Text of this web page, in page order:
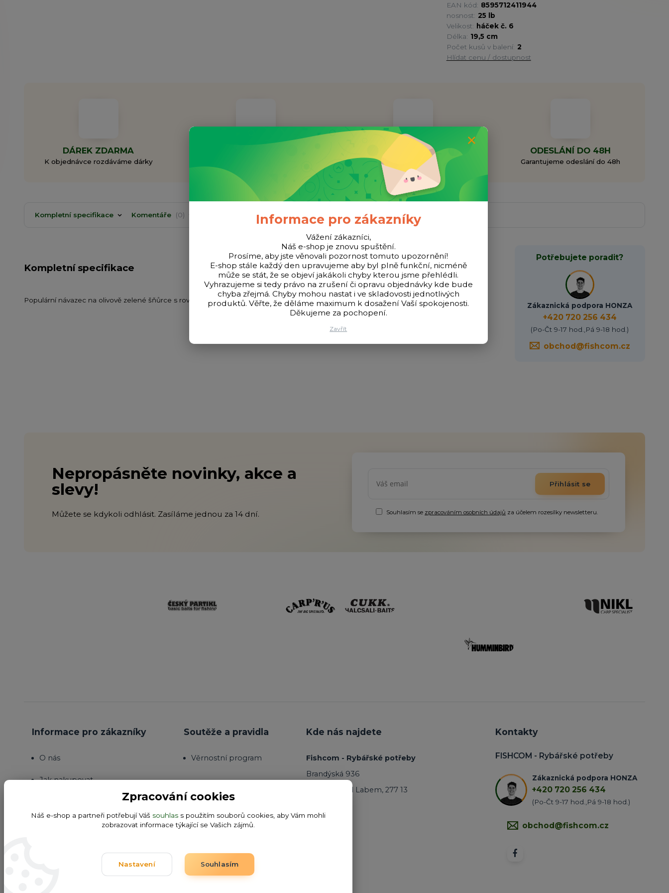
EAN kód: 8595712411944
nosnost: 25 lb
Velikost: háček č. 6
Délka: 19,5 cm
Počet kusů v balení: 2
Hlídat cenu / dostupnost
DÁREK ZDARMA
K objednávce rozdáváme dárky
Doprava ZDARMA
Při objednávce nad 1000 Kč
ODESLÁNÍ DO 48H
Garantujeme odeslání do 48h
Kompletní specifikace Komentáře 0
Kompletní specifikace
Populární návazec na olivově zelené šňůrce s rovnátkem a převlekem pro upevnění na rychlovýměnném obratlíku. Nosnost 25 lb.
Potřebujete poradit?
Zákaznická podpora HONZA
+420 720 256 434
(Po-Čt 9-17 hod.,Pá 9-18 hod.)
obchod@fishcom.cz
Nepropásněte novinky, akce a
slevy!
Můžete se kdykoli odhlásit. Zasíláme jednou za 14 dní.
Přihlásit se
Souhlasím se zpracováním osobních údajů za účelem rozesílky newsletteru.
Informace pro zákazníky
O nás
Jak nakupovat
Soutěže a pravidla
Věrnostní program
Kde nás najdete
Fishcom - Rybářské potřeby
Brandýská 936
Kostelec nad Labem, 277 13
Kontakty
FISHCOM - Rybářské potřeby
Zákaznická podpora HONZA
+420 720 256 434
(Po-Čt 9-17 hod.,Pá 9-18 hod.)
obchod@fishcom.cz
Informace pro zákazníky
Vážení zákazníci,
Náš e-shop je znovu spuštění.
Prosíme, aby jste věnovali pozornost tomuto upozornění!
E-shop stále každý den upravujeme aby byl plně funkční, nicméně
může se stát, že se objeví jakákoli chyby kterou jsme přehlédli.
Vyhrazujeme si tedy právo na zrušení či opravu objednávky kde bude
chyba zřejmá. Chyby mohou nastat i ve skladovosti jednotlivých
produktů. Věřte, že děláme maximum k dosažení Vaší spokojenosti.
Děkujeme za pochopení.
Zavřít
Zpracování cookies
Náš e-shop a partneři potřebují Váš souhlas s použitím souborů cookies, aby Vám mohli
zobrazovat informace týkající se Vašich zájmů.
Nastavení Souhlasím